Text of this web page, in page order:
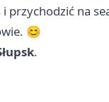
przychodzić na
😊
.